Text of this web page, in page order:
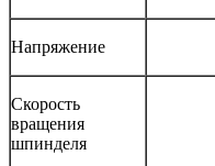
Напряжение
Скорость
вращения
шпинделя